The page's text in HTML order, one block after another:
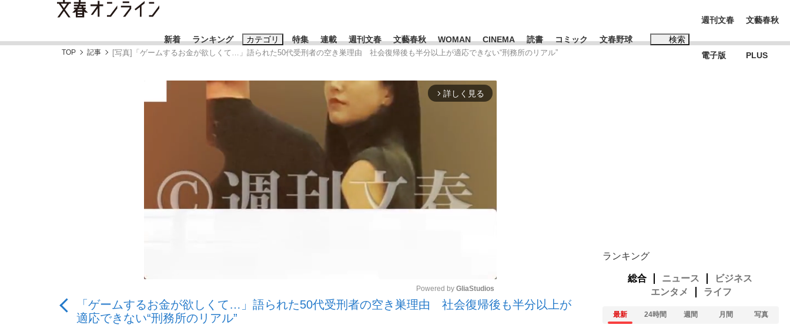
新着 ランキング カテゴリ 特集
いまさら聞けない資産運用のすべて
連載 週刊文春 文藝春秋 WOMAN CINEMA 読書 コミック 文春野球 検索
おすすめのキーワードタグ一覧
#高市早苗 #森岡毅
週刊文春
電子版
文藝春秋
PLUS
TOP 記事 [写真]「ゲームするお金が欲しくて…」語られた50代受刑者の空き巣理由 社会復帰後も半分以上が適応できない“刑務所のリアル”
arrow_forward_ios 詳しく見る
Powered by GliaStudios
「ゲームするお金が欲しくて…」語られた50代受刑者の空き巣理由 社会復帰後も半分以上が
適応できない“刑務所のリアル”
ランキング
総合 ニュース
ビジネス
エンタメ
ライフ
最新 24時間 週間 月間 写真